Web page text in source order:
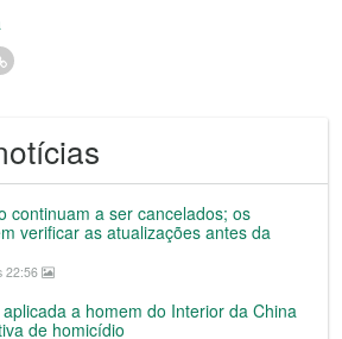
continuam a ser cancelados; os
verificar as atualizações antes da
22:56
a homem do Interior da China
de homicídio